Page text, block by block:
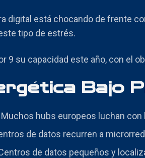
digital está chocando de frente
tipo de estrés.
9 su capacidad este año, con el
Bajo
Muchos hubs europeos luchan con
de datos recurren a
de datos pequeños y